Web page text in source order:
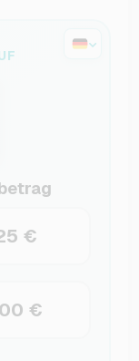
€
€